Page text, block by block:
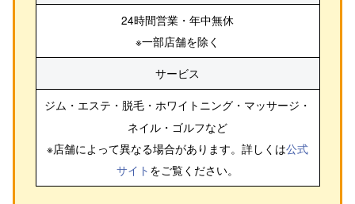
24時間営業・年中無休
※一部店舗を除く
サービス
ジム・エステ・脱毛・ホワイトニング・マッサージ・
ネイル・ゴルフなど
※店舗によって異なる場合があります。詳しくは公式
サイト をご覧ください。